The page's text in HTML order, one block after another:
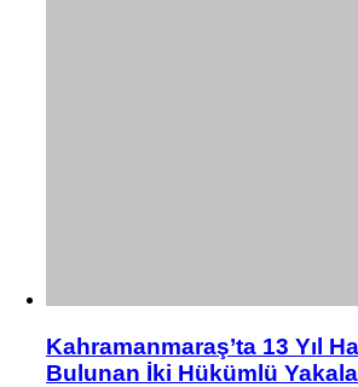
Kahramanmaraş’ta 13 Yıl
Bulunan İki Hükümlü